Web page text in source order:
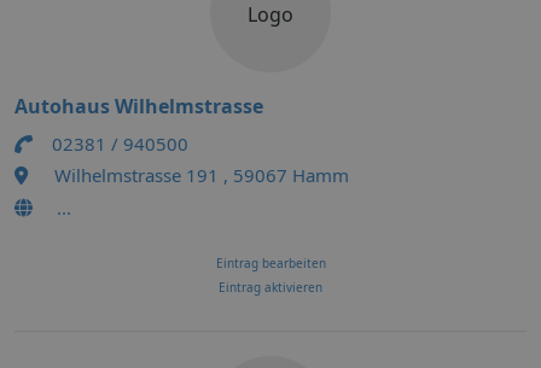
Logo
Autohaus Wilhelmstrasse
02381 / 940500
Wilhelmstrasse 191 , 59067 Hamm
...
Eintrag bearbeiten
Eintrag aktivieren